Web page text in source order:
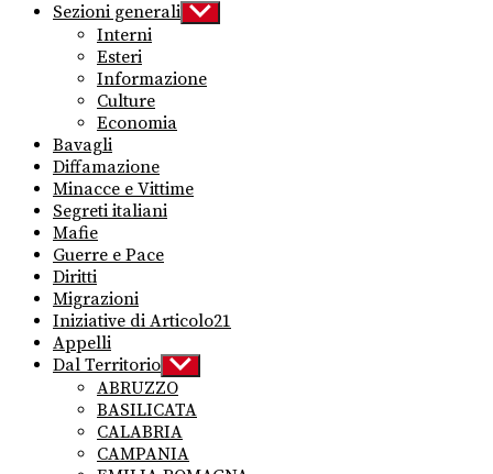
Sezioni generali Show
sub
Interni
Esteri
Informazione
Culture
Economia
Bavagli
Diffamazione
Minacce e Vittime
Segreti italiani
Mafie
Guerre e Pace
Diritti
Migrazioni
Iniziative di Articolo21
Appelli
Dal Territorio Show
sub
menu
ABRUZZO
BASILICATA
CALABRIA
CAMPANIA